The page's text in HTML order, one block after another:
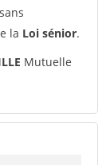
la Loi sénior.
Mutuelle